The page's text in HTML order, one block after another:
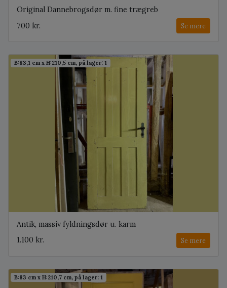
Original Dannebrogsdør m. fine trægreb
700 kr.
Se mere
B:83,1 cm x H:210,5 cm, på lager: 1
Antik, massiv fyldningsdør u. karm
1.100 kr.
Se mere
B:83 cm x H:210,7 cm, på lager: 1